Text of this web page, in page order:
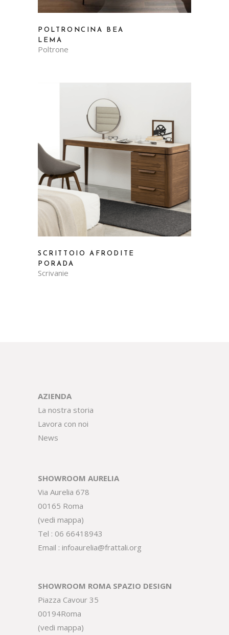
POLTRONCINA BEA
LEMA
Poltrone
SCRITTOIO AFRODITE
PORADA
Scrivanie
AZIENDA
La nostra storia
Lavora con noi
News
SHOWROOM AURELIA
Via Aurelia 678
00165 Roma
(vedi mappa)
Tel : 06 66418943
Email : infoaurelia@frattali.org
SHOWROOM ROMA SPAZIO DESIGN
Piazza Cavour 35
00194Roma
(vedi mappa)